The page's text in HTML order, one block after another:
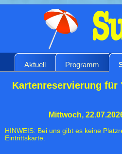
Aktuell Programm
Kartenreservierung für
Mittwoch,
HINWEIS: Bei uns gibt es keine
Eintrittskarte.